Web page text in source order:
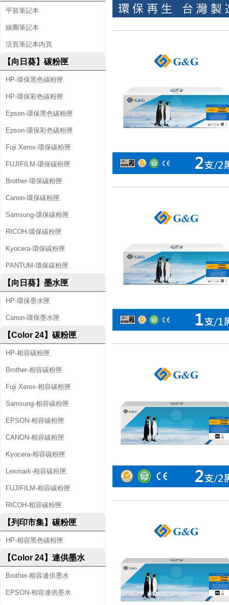
平裝筆記本
線圈筆記本
活頁筆記本內頁
【向日葵】碳粉匣
HP-環保黑色碳粉匣
HP-環保彩色碳粉匣
Epson-環保黑色碳粉匣
Epson-環保彩色碳粉匣
Fuji Xerox-環保碳粉匣
FUJIFILM-環保碳粉匣
Brother-環保碳粉匣
Canon-環保碳粉匣
Samsung-環保碳粉匣
RICOH-環保碳粉匣
Kyocera-環保碳粉匣
PANTUM-環保碳粉匣
【向日葵】墨水匣
HP-環保墨水匣
Canon-環保墨水匣
【Color 24】碳粉匣
HP-相容碳粉匣
Brother-相容碳粉匣
Fuji Xerox-相容碳粉匣
Samsung-相容碳粉匣
EPSON-相容碳粉匣
CANON-相容碳粉匣
Kyocera-相容碳粉匣
Lexmark-相容碳粉匣
FUJIFILM-相容碳粉匣
RICOH-相容碳粉匣
【列印市集】碳粉匣
HP-相容黑色碳粉匣
【Color 24】連供墨水
Brother-相容連供墨水
EPSON-相容連供墨水